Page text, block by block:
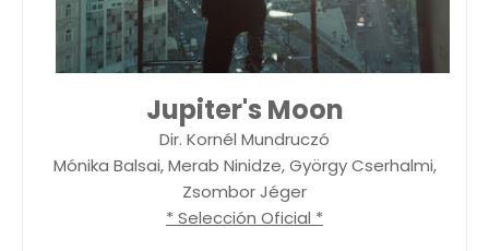
Jupiter's Moon
Dir. Kornél Mundruczó
Mónika Balsai, Merab Ninidze, György Cserhalmi,
Zsombor Jéger
* Selección Oficial *